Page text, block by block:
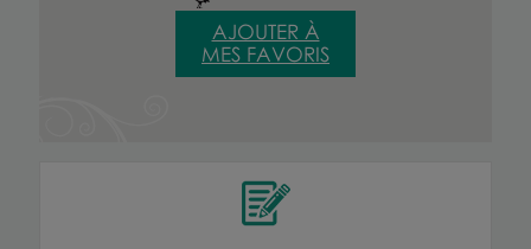
AJOUTER À
MES FAVORIS